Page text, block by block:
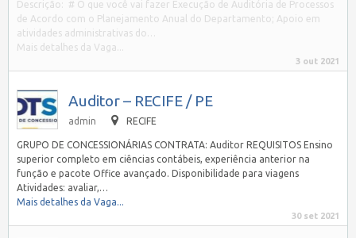
Descrição: # O que você vai fazer Execução de Auditória de Processos
de Acordo com o Planejamento Anual do Departamento; Apoio em
atividades administrativas do…
Mais detalhes da Vaga...
3 out 2021
Auditor – RECIFE / PE
admin RECIFE
GRUPO DE CONCESSIONÁRIAS CONTRATA: Auditor REQUISITOS Ensino
superior completo em ciências contábeis, experiência anterior na
função e pacote Office avançado. Disponibilidade para viagens
Atividades: avaliar,…
Mais detalhes da Vaga...
30 set 2021